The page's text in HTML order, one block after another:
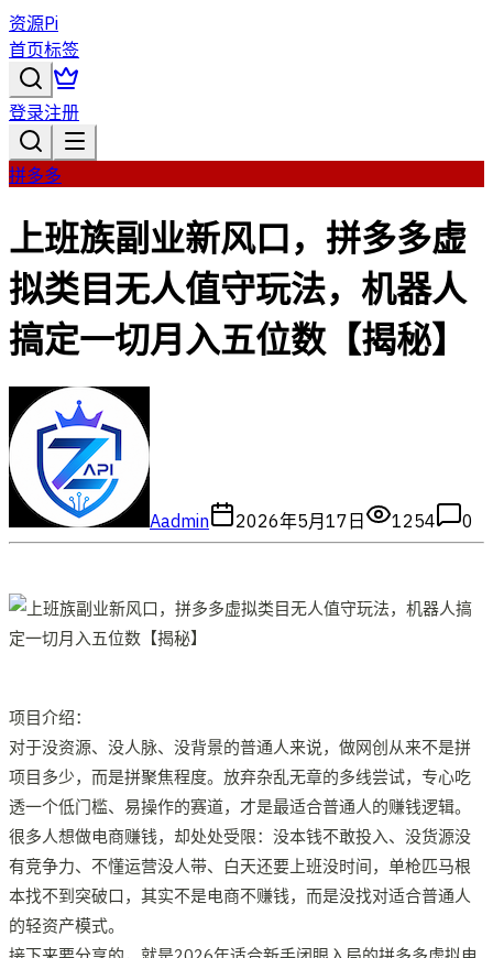
资源Pi
首页标签
登录注册
拼多多
上班族副业新风口，拼多多虚
拟类目无人值守玩法，机器人
搞定一切月入五位数【揭秘】
Aadmin 2026年5月17日 1254 0
项目介绍：
对于没资源、没人脉、没背景的普通人来说，做网创从来不是拼
项目多少，而是拼聚焦程度。放弃杂乱无章的多线尝试，专心吃
透一个低门槛、易操作的赛道，才是最适合普通人的赚钱逻辑。
很多人想做电商赚钱，却处处受限：没本钱不敢投入、没货源没
有竞争力、不懂运营没人带、白天还要上班没时间，单枪匹马根
本找不到突破口，其实不是电商不赚钱，而是没找对适合普通人
的轻资产模式。